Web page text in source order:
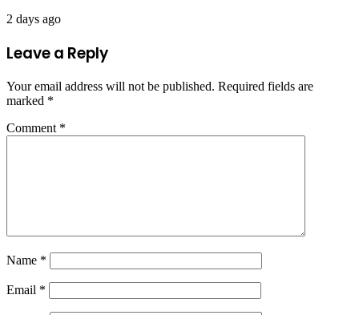
2 days ago
Leave a Reply
Your email address will not be published. Required fields are
marked *
Comment *
Name *
Email *